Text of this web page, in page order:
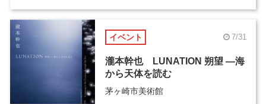
イベント 7/31
瀧本幹也 LUNATION 朔望 ―海
から天体を読む
茅ヶ崎市美術館